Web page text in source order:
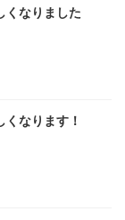
くなりました
なります！